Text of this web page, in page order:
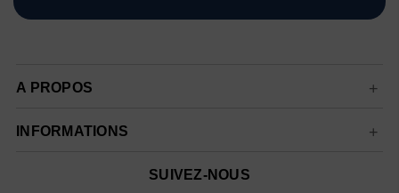
A PROPOS
INFORMATIONS
SUIVEZ-NOUS